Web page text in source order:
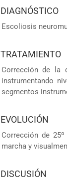
DIAGNÓSTICO
Escoliosis
TRATAMIENTO
Corrección de la
instrumentando
segmentos
EVOLUCIÓN
Corrección de
marcha y
DISCUSIÓN